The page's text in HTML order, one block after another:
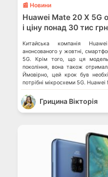
📰 Новини
Huawei Mate 20 X 5G
і ціну понад 30 тис грн
Китайська компанія
анонсованого у жовтні,
5G. Крім того, що ця
покоління, вона також
Ймовірно, цей крок був
потрібні мікросхеми 5G.
Грицина Вікторія